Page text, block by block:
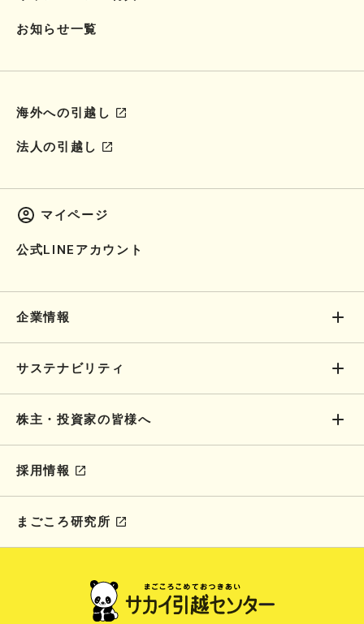
お知らせ一覧
海外への引越し
法人の引越し
マイページ
公式LINEアカウント
企業情報
サステナビリティ
株主・投資家の皆様へ
採用情報
まごころ研究所